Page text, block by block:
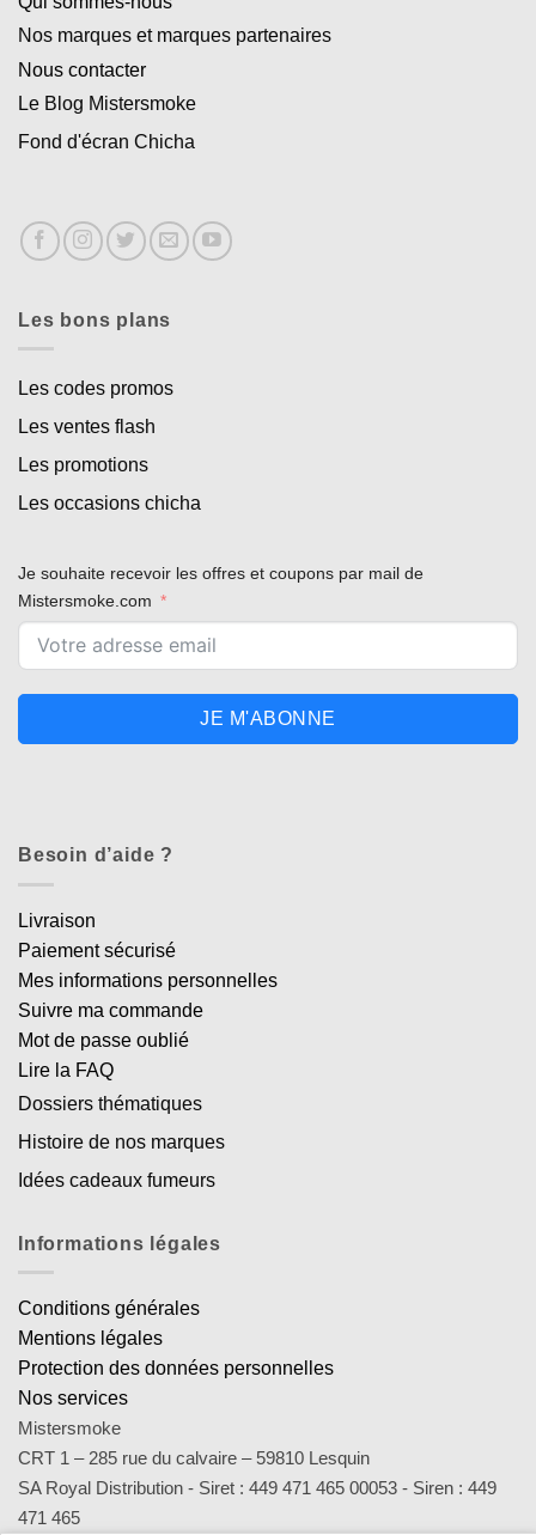
Nos marques et marques partenaires
Nous contacter
Le Blog Mistersmoke
Fond d'écran Chicha
Les bons plans
Les codes promos
Les ventes flash
Les promotions
Les occasions chicha
Je souhaite recevoir les offres et coupons par mail de
Mistersmoke.com
JE M'ABONNE
Besoin d’aide ?
Livraison
Paiement sécurisé
Mes informations personnelles
Suivre ma commande
Mot de passe oublié
Lire la FAQ
Dossiers thématiques
Histoire de nos marques
Idées cadeaux fumeurs
Informations légales
Conditions générales
Mentions légales
Protection des données personnelles
Nos services
Mistersmoke
CRT 1 – 285 rue du calvaire – 59810 Lesquin
SA Royal Distribution - Siret : 449 471 465 00053 - Siren : 449
471 465